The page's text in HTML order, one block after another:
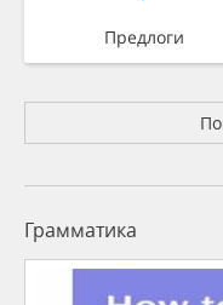
Предлоги
Грамматика